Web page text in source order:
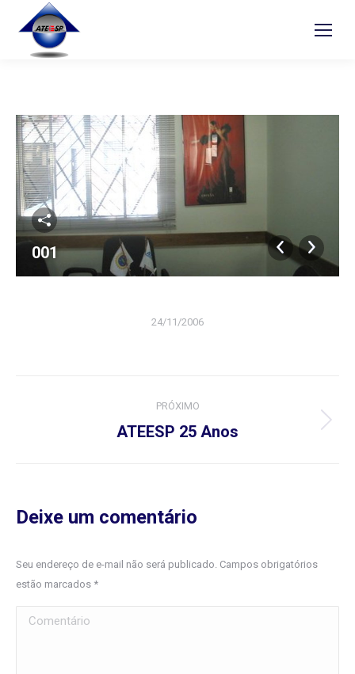
001
24/11/2006
PRÓXIMO
Próximo
ATEESP 25 Anos
Deixe um comentário
Seu endereço de e-mail não será publicado. Campos obrigatórios
estão marcados *
Comentário